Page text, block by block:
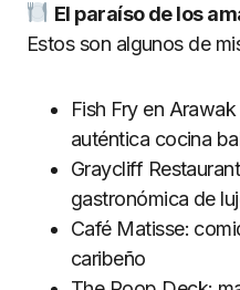
El paraíso de los
Estos son algunos de
Fish Fry en
auténtica cocina
Graycliff
gastronómica de
Café Matisse:
caribeño